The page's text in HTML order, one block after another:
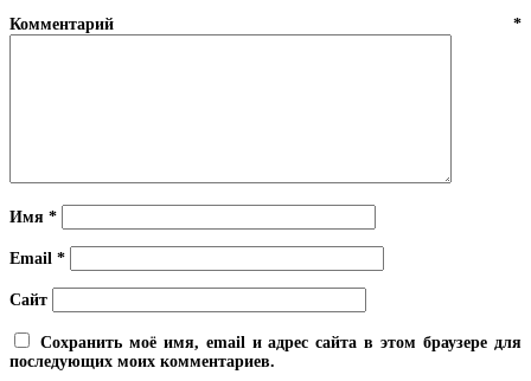
Комментарий *
Имя *
Email *
Сайт
Сохранить моё имя, email и адрес сайта в этом браузере для
последующих моих комментариев.